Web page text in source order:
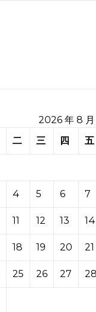
2026 年 8 月
二 三 四 五
4 5 6 7
11 12 13 14
18 19 20 21
25 26 27 28